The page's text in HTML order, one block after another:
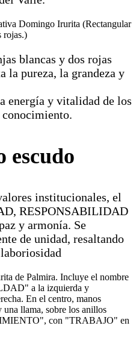
blancas y dos rojas
la pureza, la grandeza y
energía y vitalidad de los
escudo
institucionales, el
RESPONSABILIDAD
y armonía. Se
de unidad, resaltando